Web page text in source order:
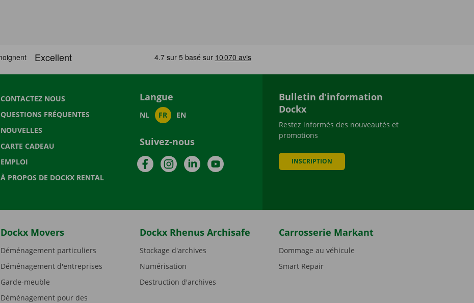
CONTACTEZ NOUS
QUESTIONS FRÉQUENTES
NOUVELLES
CARTE CADEAU
EMPLOI
À PROPOS DE DOCKX RENTAL
Langue
NL FR EN
Suivez-nous
FacebookInstagramLinkedInYouTube
Bulletin d'information
Dockx
Restez informés des nouveautés et
promotions
INSCRIPTION
Dockx Movers
Déménagement particuliers
Déménagement d'entreprises
Garde-meuble
Déménagement pour des
Dockx Rhenus Archisafe
Stockage d'archives
Numérisation
Destruction d'archives
Carrosserie Markant
Dommage au véhicule
Smart Repair